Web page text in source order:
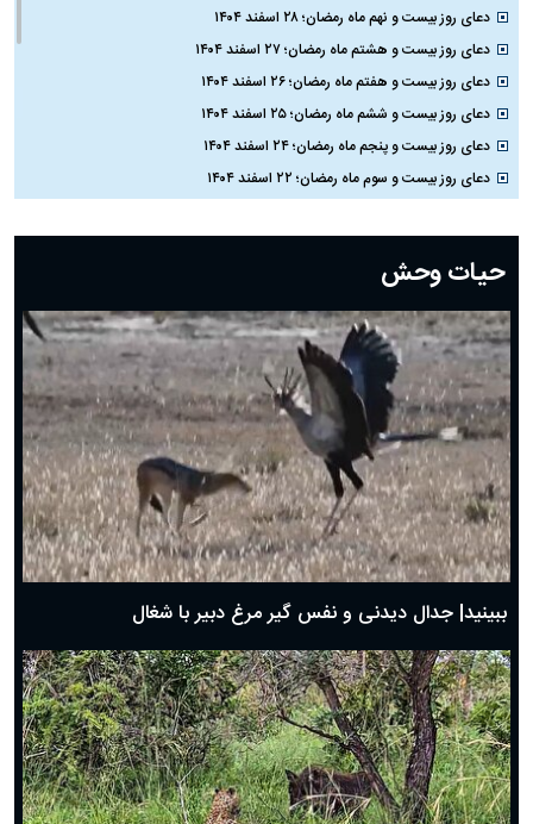
دعای روز بیست و نهم ماه رمضان؛ ۲۸ اسفند ۱۴۰۴
دعای روز بیست و هشتم ماه رمضان؛ ۲۷ اسفند ۱۴۰۴
دعای روز بیست و هفتم ماه رمضان؛ ۲۶ اسفند ۱۴۰۴
دعای روز بیست و ششم ماه رمضان؛ ۲۵ اسفند ۱۴۰۴
دعای روز بیست و پنجم ماه رمضان؛ ۲۴ اسفند ۱۴۰۴
دعای روز بیست و سوم ماه رمضان؛ ۲۲ اسفند ۱۴۰۴
دعای روز بیستم ماه رمضان؛ ۱۹ اسفند ۱۴۰۴
دعای روز هشتم ماه مبارک رمضان؛ ۷ اسفند ماه ۱۴۰۴
دعای روز هفتم ماه رمضان؛ ۶ اسفند ۱۴۰۴
دعای روز ششم ماه رمضان؛ ۵ اسفند ۱۴۰۴
دعای روز پنجم ماه رمضان؛ ۴ اسفند ۱۴۰۴
دعای روز چهارم ماه مبارک رمضان؛ ۳ اسفند ۱۴۰۴
دعای روز سوم ماه مبارک رمضان؛ ۱۴ اسفند ۱۴۰۴
دعای روز دوم ماه مبارک رمضان ۱ اسفند ماه ۱۴۰۴
دعای روز اول ماه مبارک رمضان، ۳۰ بهمن ۱۴۰۴
حضرت زینب(س) چگونه از دنیا رفت؟
بهترین پیامک تبریک روز پدر ۱۴۰۴؛ جملات زیبا و صمیمانه
حیات وحش
ببینید| جدال دیدنی و نفس گیر مرغ دبیر با شغال